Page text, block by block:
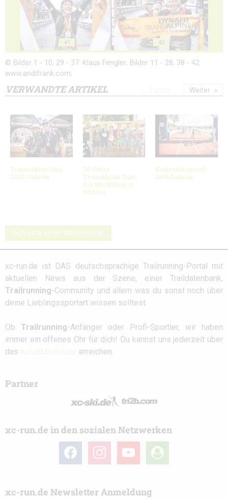
41 42
© Bilder 1 - 10, 29 - 37: Klaus Fengler; Bilder 11 - 28, 38 - 42:
www.andifrank.com;
VERWANDTE ARTIKEL
Transalpine Run
2025: Galerie
20 Jahre
Transalpine Run:
Ein Rückblick in
Bildern
Kaitersbergtrail
2019 Galerie
Weiter
Schreibe einen Kommentar
xc-run.de ist DAS deutschsprachige Trailrunning-Portal mit
aktuellen News aus der Szene, einer Traildatenbank,
Trailrunning-Community und allem was du sonst noch über
deine Lieblingssportart wissen solltest.
Ob Trailrunning-Anfänger oder Profi-Sportler, wir haben
immer ein offenes Ohr für dich! Du kannst uns jederzeit über
das Kontaktformular erreichen.
Partner
xc-run.de in den sozialen Netzwerken
facebook instagramyoutube
user-
circle
xc-run.de Newsletter Anmeldung